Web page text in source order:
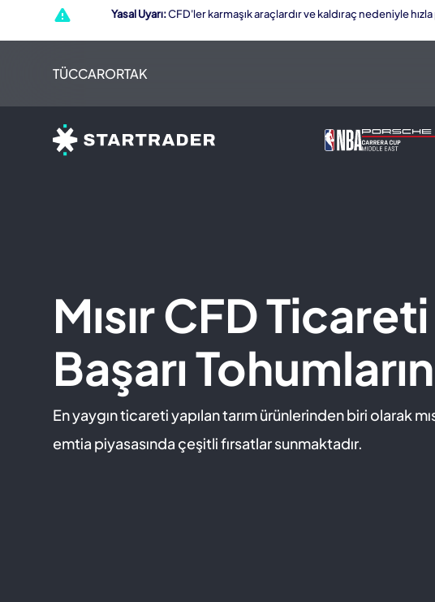
Yasal Uyarı:CFD'ler karmaşık araçlardır ve kaldıraç nedeniyle hızla
TÜCCARORTAK
Mısır CFD
Başarı
En yaygın ticareti yapılan tarım ürünlerinden biri olarak
emtia piyasasında çeşitli fırsatlar sunmaktadır.